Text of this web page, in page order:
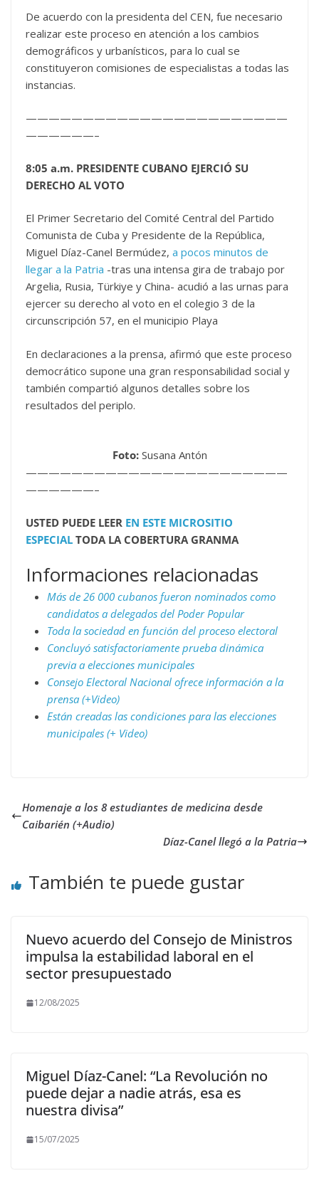
De acuerdo con la presidenta del CEN, fue necesario
realizar este proceso en atención a los cambios
demográficos y urbanísticos, para lo cual se
constituyeron comisiones de especialistas a todas las
instancias.
———————————————————————
——————–
8:05 a.m. PRESIDENTE CUBANO EJERCIÓ SU
DERECHO AL VOTO
El Primer Secretario del Comité Central del Partido
Comunista de Cuba y Presidente de la República,
Miguel Díaz-Canel Bermúdez, a pocos minutos de
llegar a la Patria -tras una intensa gira de trabajo por
Argelia, Rusia, Türkiye y China- acudió a las urnas para
ejercer su derecho al voto en el colegio 3 de la
circunscripción 57, en el municipio Playa
En declaraciones a la prensa, afirmó que este proceso
democrático supone una gran responsabilidad social y
también compartió algunos detalles sobre los
resultados del periplo.
Foto: Susana Antón
———————————————————————
——————–
USTED PUEDE LEER EN ESTE MICROSITIO
ESPECIAL TODA LA COBERTURA GRANMA
Informaciones relacionadas
Más de 26 000 cubanos fueron nominados como
candidatos a delegados del Poder Popular
Toda la sociedad en función del proceso electoral
Concluyó satisfactoriamente prueba dinámica
previa a elecciones municipales
Consejo Electoral Nacional ofrece información a la
prensa (+Video)
Están creadas las condiciones para las elecciones
municipales (+ Video)
Homenaje a los 8 estudiantes de medicina desde
Caibarién (+Audio)
Díaz-Canel llegó a la Patria
También te puede gustar
Nuevo acuerdo del Consejo de Ministros
impulsa la estabilidad laboral en el
sector presupuestado
12/08/2025
Miguel Díaz-Canel: “La Revolución no
puede dejar a nadie atrás, esa es
nuestra divisa”
15/07/2025